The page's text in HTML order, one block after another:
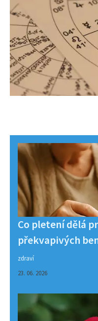
Co pletení dělá
překvapivých
zdraví
23. 06. 2026